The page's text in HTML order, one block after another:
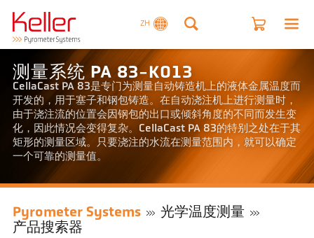
ZH
测量系统 PA 83-K013
CellaCast PA 83是专门为测量自动铸造机上的液体金属温度而
开发的，用于塞子和钢包铸造。在自动浇注机上进行测量时，
由于浇注流的位置会因钢包的出口或倾斜角度的不同而发生变
化，因此情况会变得复杂。CellaCast PA 83的特别之处在于其
矩形的测量区域。只要浇注的水流在测量范围内，就可以确定
一个可靠的测量值。
Pyrometer Systems
光学温度测量
产品搜索器